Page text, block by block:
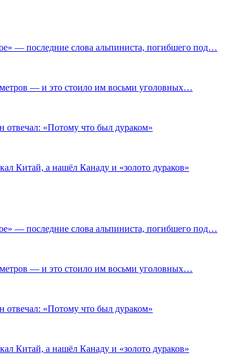
— последние слова альпиниста, погибшего под…
— и это стоило им восьми уголовных…
отвечал: «Потому что был дураком»
Китай, а нашёл Канаду и «золото дураков»
— последние слова альпиниста, погибшего под…
— и это стоило им восьми уголовных…
отвечал: «Потому что был дураком»
Китай, а нашёл Канаду и «золото дураков»